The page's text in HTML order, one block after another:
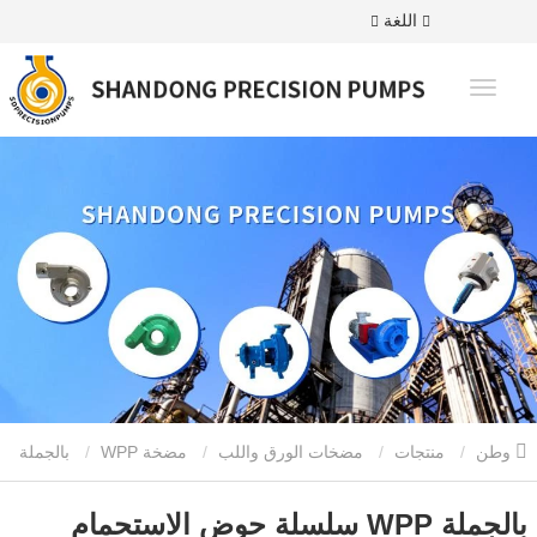
اللغة
منتجات مضخات الورق واللب مضخة WPP بالجملة
WPP سلسلة حوض الاستحمام مضخة بالجملة WPP سلسلة حوض الاستحمام